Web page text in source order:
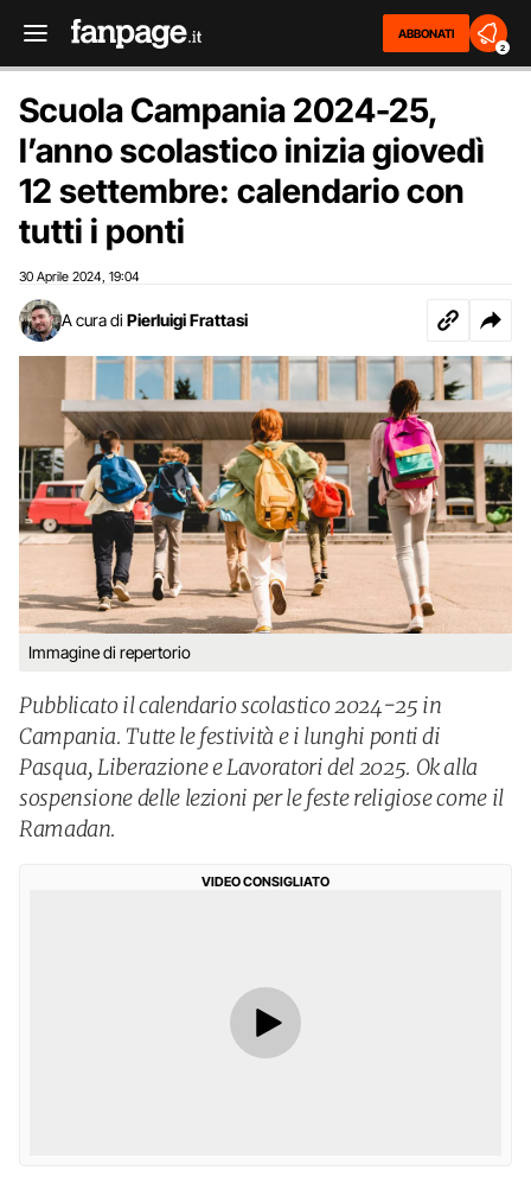
ABBONATI
2
Scuola Campania 2024-25,
l’anno scolastico inizia giovedì
12 settembre: calendario con
tutti i ponti
30 Aprile 2024 19:04
A cura di Pierluigi Frattasi
Immagine di repertorio
Pubblicato il calendario scolastico 2024-25 in
Campania. Tutte le festività e i lunghi ponti di
Pasqua, Liberazione e Lavoratori del 2025. Ok alla
sospensione delle lezioni per le feste religiose come il
Ramadan.
VIDEO CONSIGLIATO